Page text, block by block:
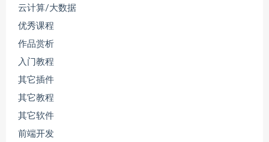
云计算/大数据
优秀课程
作品赏析
入门教程
其它插件
其它教程
其它软件
前端开发